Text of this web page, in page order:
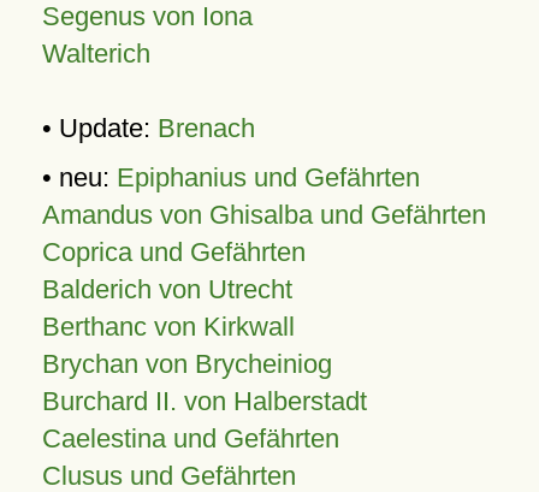
Segenus von Iona
Walterich
• Update: Brenach
• neu: Epiphanius und Gefährten
Amandus von Ghisalba und Gefährten
Coprica und Gefährten
Balderich von Utrecht
Berthanc von Kirkwall
Brychan von Brycheiniog
Burchard II. von Halberstadt
Caelestina und Gefährten
Clusus und Gefährten